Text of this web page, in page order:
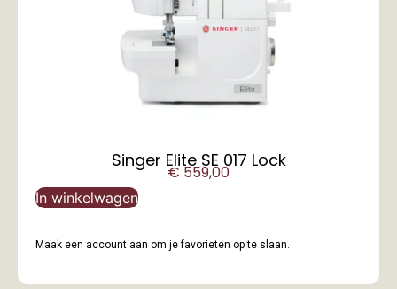
Singer Elite SE 017 Lock
€559,00
In winkelwagen
Maak een account aan om je favorieten op te slaan.